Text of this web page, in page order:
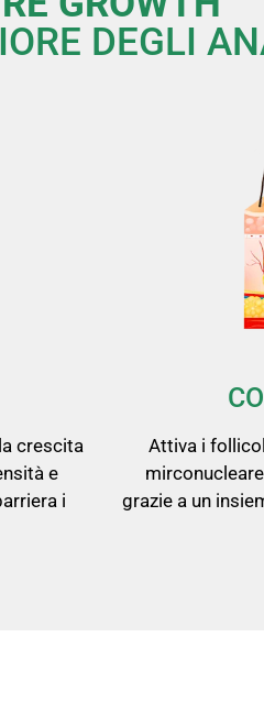
DEGLI
crescita
e
i
Attiva i
grazie a un